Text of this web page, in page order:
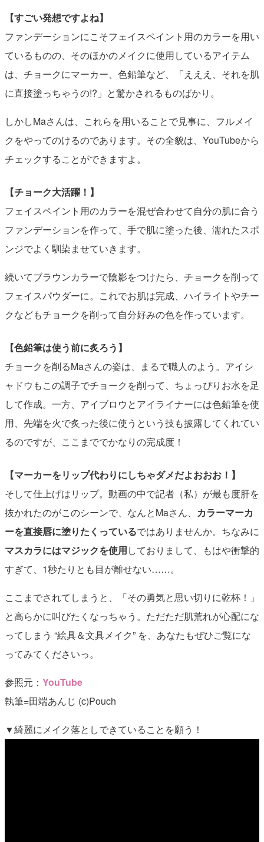
【すごい発想ですよね】
ファンデーションにこそフェイスペイント用のカラーを用い
ているものの、そのほかのメイクに使用しているアイテム
は、チョークにマーカー、色鉛筆など、「えええ、それを肌
に直接塗っちゃうの!?」と驚かされるものばかり。
しかしMaさんは、これらを用いることで見事に、フルメイ
クをやってのけるのであります。その全貌は、YouTubeから
チェックすることができますよ。
【チョーク大活躍！】
フェイスペイント用のカラーを混ぜ合わせて自分の肌に合う
ファンデーションを作って、手で肌に塗った後、濡れたスポ
ンジでよく馴染ませていきます。
続いてブラウンカラーで陰影をつけたら、チョークを削って
フェイスパウダーに。これでお肌は完成、ハイライトやチー
クなどもチョークを削って自分好みの色を作っています。
【色鉛筆は使う前に炙ろう】
チョークを削るMaさんの姿は、まるで職人のよう。アイシ
ャドウもこの調子でチョークを削って、ちょっぴりお水を足
して作成。一方、アイブロウとアイライナーには色鉛筆を使
用、先端を火で炙った後に使うという技も披露してくれてい
るのですが、ここまででかなりの完成度！
【マーカーをリップ代わりにしちゃダメだよおおお！】
そして仕上げはリップ。動画の中で記者（私）が最も度肝を
抜かれたのがこのシーンで、なんとMaさん、 カラーマーカ
ーを直接唇に塗りたくっているではありませんか。ちなみに
マスカラにはマジックを使用しておりまして、もはや衝撃的
すぎて、1秒たりとも目が離せない……。
ここまでされてしまうと、「その勇気と思い切りに乾杯！」
と高らかに叫びたくなっちゃう。ただただ肌荒れが心配にな
ってしまう “絵具＆文具メイク” を、あなたもぜひご覧にな
ってみてくださいっ。
参照元： YouTube
執筆=田端あんじ (c)Pouch
▼綺麗にメイク落としできていることを願う！